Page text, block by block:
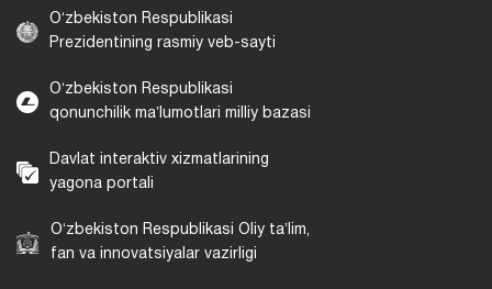
Oʻzbekiston Respublikasi
Prezidentining rasmiy veb-sayti
Oʻzbekiston Respublikasi
qonunchilik maʼlumotlari milliy bazasi
Davlat interaktiv xizmatlarining
yagona portali
Oʻzbekiston Respublikasi Oliy taʼlim,
fan va innovatsiyalar vazirligi